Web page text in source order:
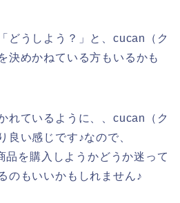
どうしよう？」と、cucan（ク
決めかねている方もいるかも
れているように、、cucan（ク
良い感じです♪なので、
品を購入しようかどうか迷って
のもいいかもしれません♪